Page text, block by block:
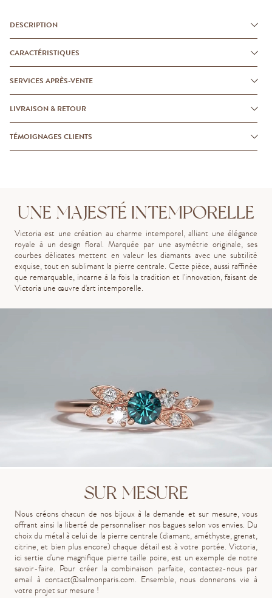
DESCRIPTION
CARACTÉRISTIQUES
SERVICES APRÈS-VENTE
LIVRAISON & RETOUR
TÉMOIGNAGES CLIENTS
UNE MAJESTÉ INTEMPORELLE
Victoria est une création au charme intemporel, alliant une élégance
royale à un design floral. Marquée par une asymétrie originale, ses
courbes délicates mettent en valeur les diamants avec une subtilité
exquise, tout en sublimant la pierre centrale. Cette pièce, aussi raffinée
que remarquable, incarne à la fois la tradition et l'innovation, faisant de
Victoria une œuvre d'art intemporelle.
SUR MESURE
Nous créons chacun de nos bijoux à la demande et sur mesure, vous
offrant ainsi la liberté de personnaliser nos bagues selon vos envies. Du
choix du métal à celui de la pierre centrale (diamant, améthyste, grenat,
citrine, et bien plus encore) chaque détail est à votre portée. Victoria,
ici sertie d'une magnifique pierre taille poire, est un exemple de notre
savoir-faire. Pour créer la combinaison parfaite, contactez-nous par
email à contact@salmonparis.com. Ensemble, nous donnerons vie à
votre projet sur mesure !